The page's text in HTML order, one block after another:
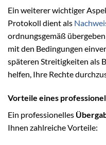
Ein weiterer wichtiger
Protokoll dient als
ordnungsgemäß
mit den Bedingungen
späteren Streitigkeiten als
helfen, Ihre Rechte
Vorteile eines
Ein professionelles
Ihnen zahlreiche Vorteile: